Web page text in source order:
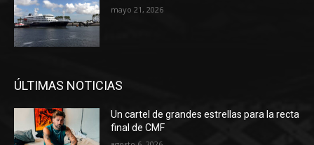
mayo 21, 2026
ÚLTIMAS NOTICIAS
Un cartel de grandes estrellas para la recta
final de CMF